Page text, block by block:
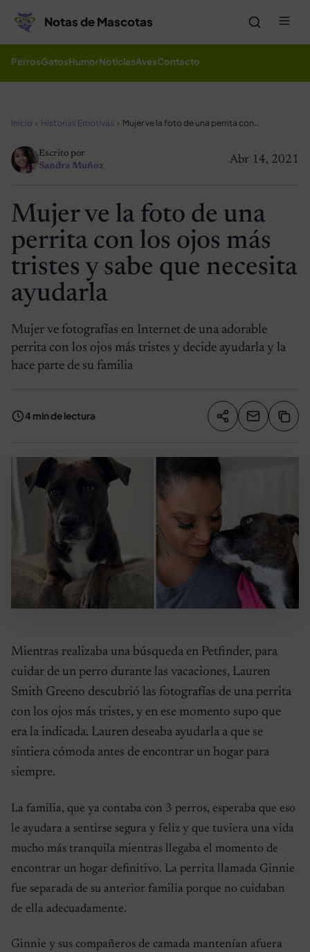
Notas de Mascotas
PerrosGatosHumorNoticiasAvesContacto
Inicio Historias Emotivas Mujer ve la foto de una perrita con los ojos más tristes y sabe que necesita ayudarla
Abr 14, 2021
Escrito por
Sandra Muñoz
Mujer ve la foto de una
perrita con los ojos más
tristes y sabe que necesita
ayudarla
Mujer ve fotografías en Internet de una adorable
perrita con los ojos más tristes y decide ayudarla y la
hace parte de su familia
4 min de lectura Compartir
Mientras realizaba una búsqueda en Petfinder, para
cuidar de un perro durante las vacaciones, Lauren
Smith Greeno descubrió las fotografías de una perrita
con los ojos más tristes, y en ese momento supo que
era la indicada. Lauren deseaba ayudarla a que se
sintiera cómoda antes de encontrar un hogar para
siempre.
La familia, que ya contaba con 3 perros, esperaba que eso
le ayudara a sentirse segura y feliz y que tuviera una vida
mucho más tranquila mientras llegaba el momento de
encontrar un hogar definitivo. La perrita llamada Ginnie
fue separada de su anterior familia porque no cuidaban
de ella adecuadamente.
Ginnie y sus compañeros de camada mantenían afuera